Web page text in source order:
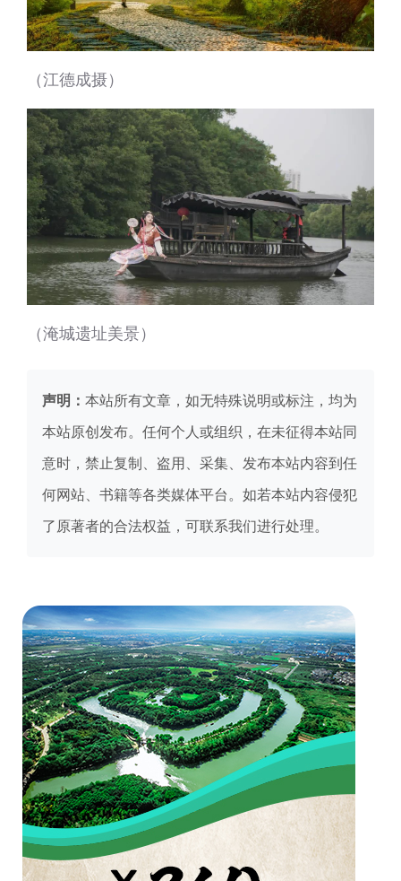
（江德成摄）
（淹城遗址美景）
声明： 本站所有文章，如无特殊说明或标注，均为
本站原创发布。任何个人或组织，在未征得本站同
意时，禁止复制、盗用、采集、发布本站内容到任
何网站、书籍等各类媒体平台。如若本站内容侵犯
了原著者的合法权益，可联系我们进行处理。